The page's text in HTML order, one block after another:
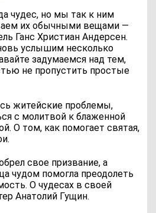
чудес, но мы так к ним
их обычными вещами —
Ганс Христиан Андерсен.
услышим несколько
задумаемся над тем,
не пропустить простые
житейские проблемы,
с молитвой к блаженной
О том, как помогает святая,
свое призвание, а
чудом помогла преодолеть
О чудесах в своей
Анатолий Гущин.